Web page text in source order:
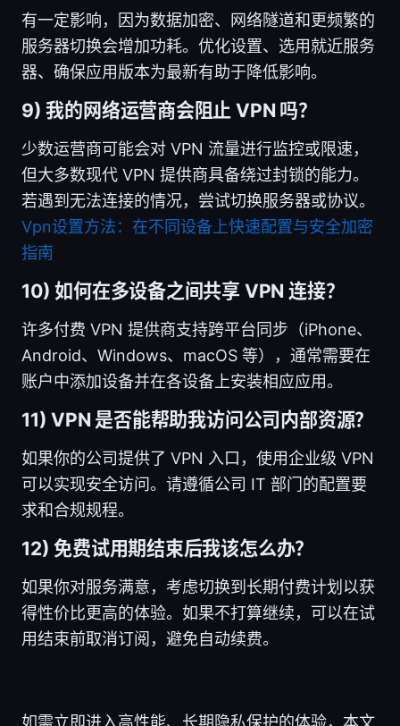
有一定影响，因为数据加密、网络隧道和更频繁的
服务器切换会增加功耗。优化设置、选用就近服务
器、确保应用版本为最新有助于降低影响。
9) 我的网络运营商会阻止 VPN 吗？
少数运营商可能会对 VPN 流量进行监控或限速，
但大多数现代 VPN 提供商具备绕过封锁的能力。
若遇到无法连接的情况，尝试切换服务器或协议。
Vpn设置方法：在不同设备上快速配置与安全加密
指南
10) 如何在多设备之间共享 VPN 连接？
许多付费 VPN 提供商支持跨平台同步（iPhone、
Android、Windows、macOS 等），通常需要在
账户中添加设备并在各设备上安装相应应用。
11) VPN 是否能帮助我访问公司内部资源？
如果你的公司提供了 VPN 入口，使用企业级 VPN
可以实现安全访问。请遵循公司 IT 部门的配置要
求和合规规程。
12) 免费试用期结束后我该怎么办？
如果你对服务满意，考虑切换到长期付费计划以获
得性价比更高的体验。如果不打算继续，可以在试
用结束前取消订阅，避免自动续费。
如需立即进入高性能、长期隐私保护的体验，本文